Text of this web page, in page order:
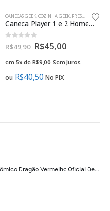
CANECAS GEEK,COZINHA GEEK, PRESENTES CRIATIVOS NAMORADOS GEEK
Caneca Player 1 e 2 Homem e Mulher Presente Criativo Namorados
fora de 5
R$49,90 R$45,00
em 5x deR$9,00 Sem Juros
ou R$40,50 No PIX
Mouse Pad Ergonômico Dragão Vermelho Oficial Geek Vip